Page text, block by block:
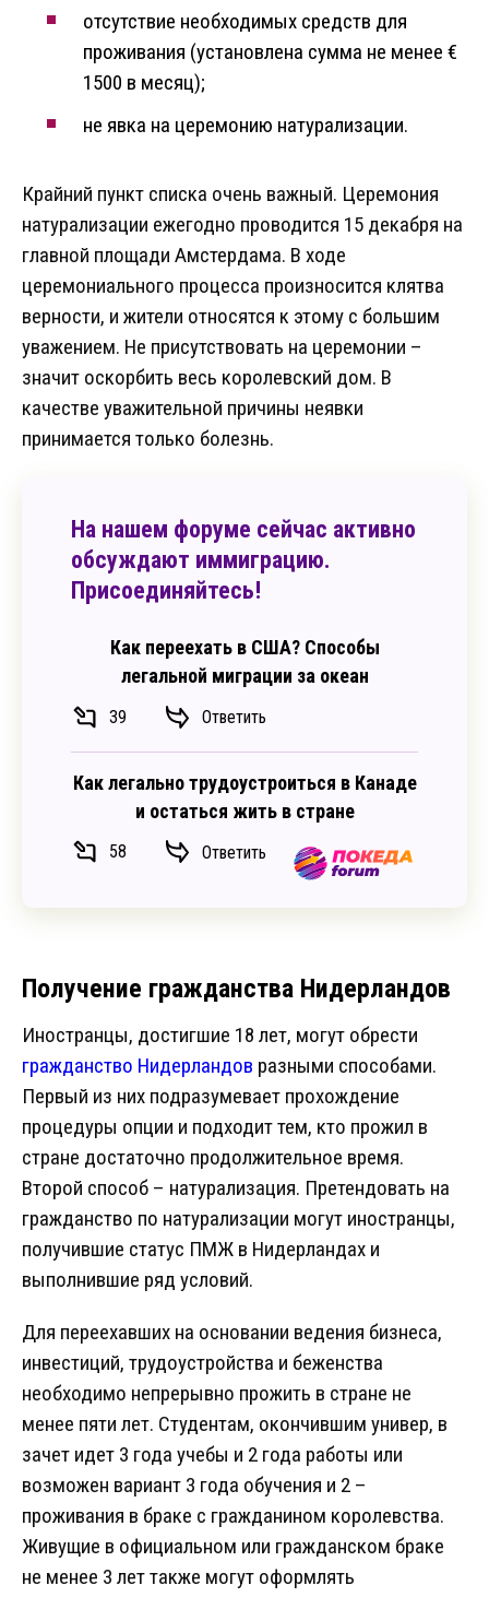
отсутствие необходимых средств для
проживания (установлена сумма не менее €
1500 в месяц);
не явка на церемонию натурализации.
Крайний пункт списка очень важный. Церемония
натурализации ежегодно проводится 15 декабря на
главной площади Амстердама. В ходе
церемониального процесса произносится клятва
верности, и жители относятся к этому с большим
уважением. Не присутствовать на церемонии –
значит оскорбить весь королевский дом. В
качестве уважительной причины неявки
принимается только болезнь.
На нашем форуме сейчас активно
обсуждают иммиграцию.
Присоединяйтесь!
Как переехать в США? Способы
легальной миграции за океан
39 Ответить
Как легально трудоустроиться в Канаде
и остаться жить в стране
58 Ответить
Получение гражданства Нидерландов
Иностранцы, достигшие 18 лет, могут обрести
гражданство Нидерландов разными способами.
Первый из них подразумевает прохождение
процедуры опции и подходит тем, кто прожил в
стране достаточно продолжительное время.
Второй способ – натурализация. Претендовать на
гражданство по натурализации могут иностранцы,
получившие статус ПМЖ в Нидерландах и
выполнившие ряд условий.
Для переехавших на основании ведения бизнеса,
инвестиций, трудоустройства и беженства
необходимо непрерывно прожить в стране не
менее пяти лет. Студентам, окончившим универ, в
зачет идет 3 года учебы и 2 года работы или
возможен вариант 3 года обучения и 2 –
проживания в браке с гражданином королевства.
Живущие в официальном или гражданском браке
не менее 3 лет также могут оформлять